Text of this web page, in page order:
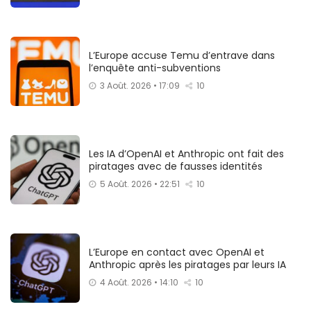
L’Europe accuse Temu d’entrave dans
l’enquête anti-subventions
3 Août. 2026 • 17:09 10
Les IA d’OpenAI et Anthropic ont fait des
piratages avec de fausses identités
5 Août. 2026 • 22:51 10
L’Europe en contact avec OpenAI et
Anthropic après les piratages par leurs IA
4 Août. 2026 • 14:10 10